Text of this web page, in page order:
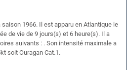
1966. Il est apparu en Atlantique le
de vie de 9 jours(s) et 6 heure(s). Il a
suivants : . Son intensité maximale a
soit Ouragan Cat.1.